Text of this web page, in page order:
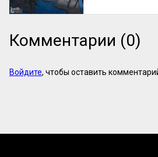
Комментарии (0)
Войдите, чтобы оставить